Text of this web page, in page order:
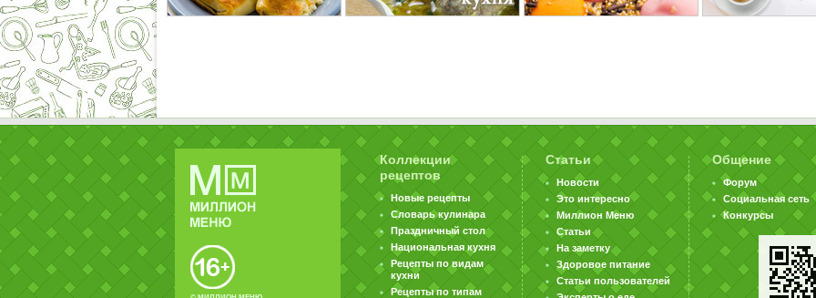
Коллекции
рецептов
Новые рецепты
Словарь кулинара
Праздничный стол
Национальная кухня
Рецепты по видам
кухни
Рецепты по типам
Статьи
Новости
Это интересно
Миллион Меню
Статьи
На заметку
Здоровое питание
Статьи пользователей
Общение
Форум
Социальная сеть
Конкурсы